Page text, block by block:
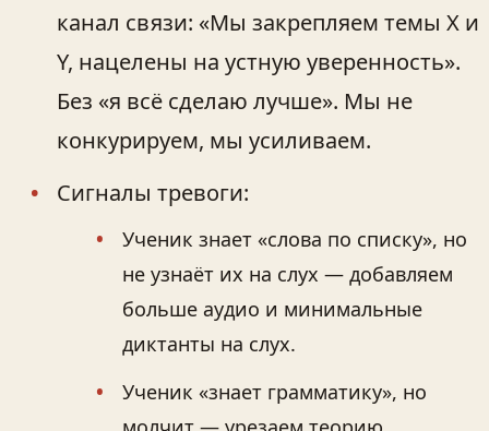
канал связи: «Мы закрепляем темы X и
Y, нацелены на устную уверенность».
Без «я всё сделаю лучше». Мы не
конкурируем, мы усиливаем.
Сигналы тревоги:
Ученик знает «слова по списку», но
не узнаёт их на слух — добавляем
больше аудио и минимальные
диктанты на слух.
Ученик «знает грамматику», но